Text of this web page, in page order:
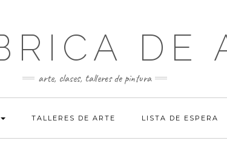
DE
arte, clases, talleres de pintura
TALLERES DE ARTE LISTA DE ESPERA